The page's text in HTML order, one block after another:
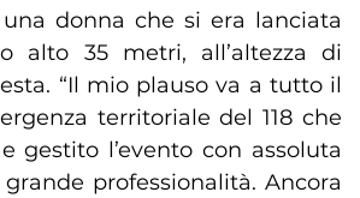
donna che si era lanciata
alto 35 metri, all’altezza di
“Il mio plauso va a tutto il
territoriale del 118 che
gestito l’evento con assoluta
professionalità. Ancora